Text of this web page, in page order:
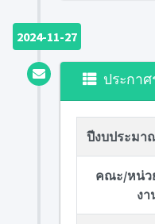
2024-11-27
ประกา
ปีงบประมา
คณะ/หน่ว
งา